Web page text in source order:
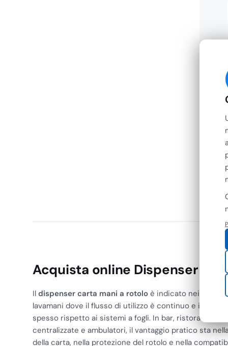
Tork
Acquista online Dispenser
Il dispenser carta mani a rotolo è indicato nei bagni
lavamani dove il flusso di utilizzo è continuo e il
spesso rispetto ai sistemi a fogli. In bar, ristoranti,
centralizzate e ambulatori, il vantaggio pratico sta
della carta, nella protezione del rotolo e nella